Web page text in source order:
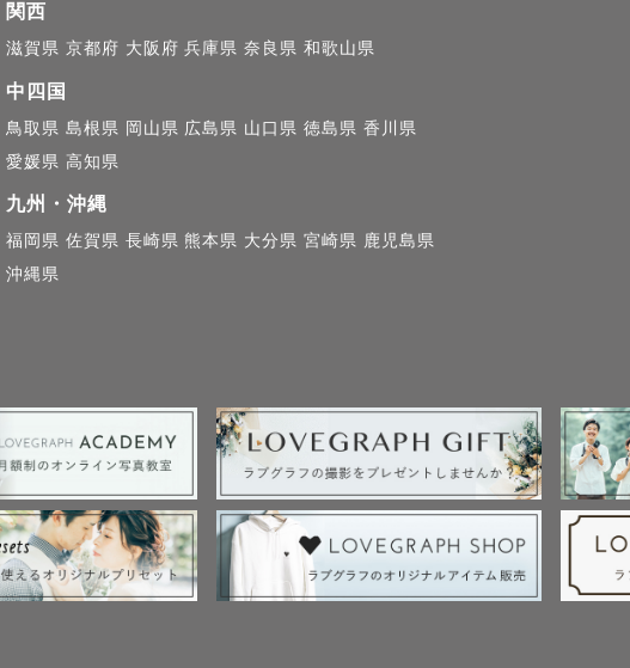
い🌱
間を残すだけでなく、何年後かに見返したとき、その日の空気
で思い出せる存在だと思っています。
一日も。
思い出として未来へ残せるよう、一枚一枚丁寧に撮影いたしま
目が小さいこと」がコンプレックスだったこともあり、「少し
麗に写りたい」という気持ちによく共感できます。
性がより魅力的に見える角度や表情、ポージングを意識した撮
ます。
関西
滋賀県 京都府 大阪府 兵庫県 奈良県 和歌山県
中四国
鳥取県 島根県 岡山県 広島県 山口県 徳島県 香川県
愛媛県 高知県
九州・沖縄
福岡県 佐賀県 長崎県 熊本県 大分県 宮崎県 鹿児島県
沖縄県